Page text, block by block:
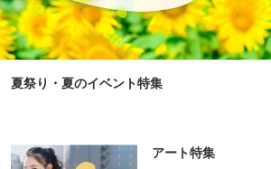
夏祭り・夏のイベント特集
アート特集